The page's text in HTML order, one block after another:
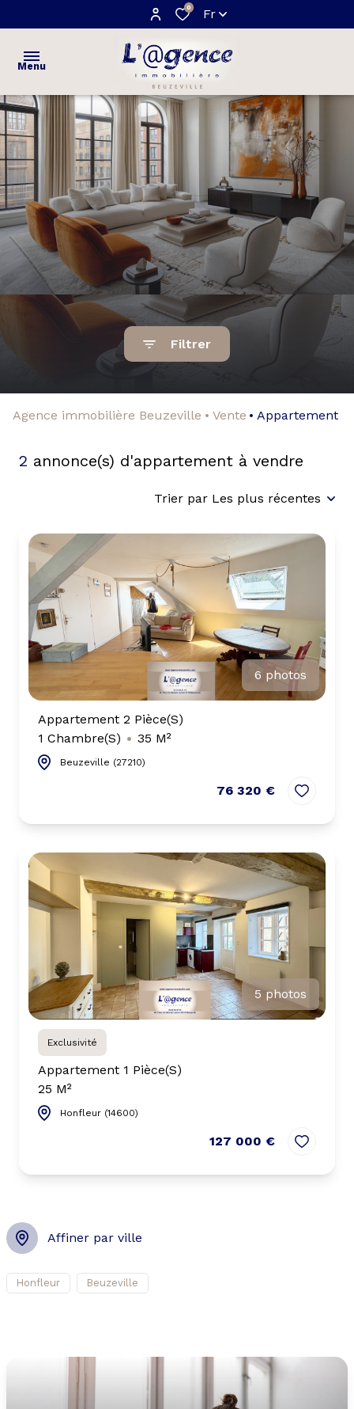
0 Fr
Menu
ACCUEIL
VENTES
maisons
appartements
terrains
ESTIMATION
NOTRE
AGENCE
AVIS
CLIENTS
Filtrer
Agence immobilière Beuzeville Vente Appartement
2 annonce(s) d'appartement à vendre
Trier par Les plus récentes
6 photos
Appartement 2 Pièce(s)
1 Chambre(s)
35 M²
Beuzeville (27210)
76 320 €
5 photos
Exclusivité
Appartement 1 Pièce(s)
25 M²
Honfleur (14600)
127 000 €
Affiner par ville
Honfleur Beuzeville